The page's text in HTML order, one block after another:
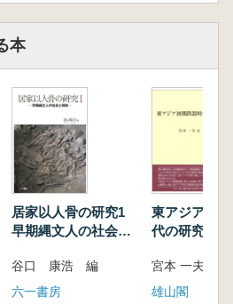
本
居家以人骨の研究1
早期縄文人の社会と
谷口 康浩 編
六一書房
東アジア初
代の研究
宮本 一夫 著
雄山閣